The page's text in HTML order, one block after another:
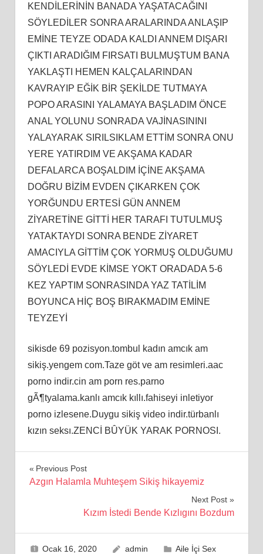
KENDİLERİNİN BANADA YAŞATACAĞINI
SÖYLEDİLER SONRA ARALARINDA ANLAŞIP
EMİNE TEYZE ODADA KALDI ANNEM DIŞARI
ÇIKTI ARADIĞIM FIRSATI BULMUŞTUM BANA
YAKLAŞTI HEMEN KALÇALARINDAN
KAVRAYIP EĞİK BİR ŞEKİLDE TUTMAYA
POPO ARASINI YALAMAYA BAŞLADIM ÖNCE
ANAL YOLUNU SONRADA VAJİNASININI
YALAYARAK SIRILSIKLAM ETTİM SONRA ONU
YERE YATIRDIM VE AKŞAMA KADAR
DEFALARCA BOŞALDIM İÇİNE AKŞAMA
DOĞRU BİZİM EVDEN ÇIKARKEN ÇOK
YORĞUNDU ERTESİ GÜN ANNEM
ZİYARETİNE GİTTİ HER TARAFI TUTULMUŞ
YATAKTAYDI SONRA BENDE ZİYARET
AMACIYLA GİTTİM ÇOK YORMUŞ OLDUĞUMU
SÖYLEDİ EVDE KİMSE YOKT ORADADA 5-6
KEZ YAPTIM SONRASINDA YAZ TATİLİM
BOYUNCA HİÇ BOŞ BIRAKMADIM EMİNE
TEYZEYİ
sikisde 69 pozisyon.tombul kadın amcık am
sikiş.yengem com.Taze göt ve am resimleri.aac
porno indir.cin am porn res.parno
gÃ¶tyalama.kanlı amcık kıllı.fahiseyi inletiyor
porno izlesene.Duygu sikiş video indir.türbanlı
kızın seksı.ZENCİ BÛYÜK YARAK PORNOSI.
Yazı
Previous Post
Azgın Halamla Muhteşem Sikiş hikayemiz
Next Post
Kızım İstedi Bende Kızlıgını Bozdum
Ocak 16, 2020 admin
Aile İçi Sex